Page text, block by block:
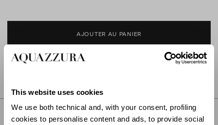
This website uses cookies
We use both technical and, with your consent, profiling
cookies to personalise content and ads, to provide social
AJOUTER AU PANIER
DESCRIPTION